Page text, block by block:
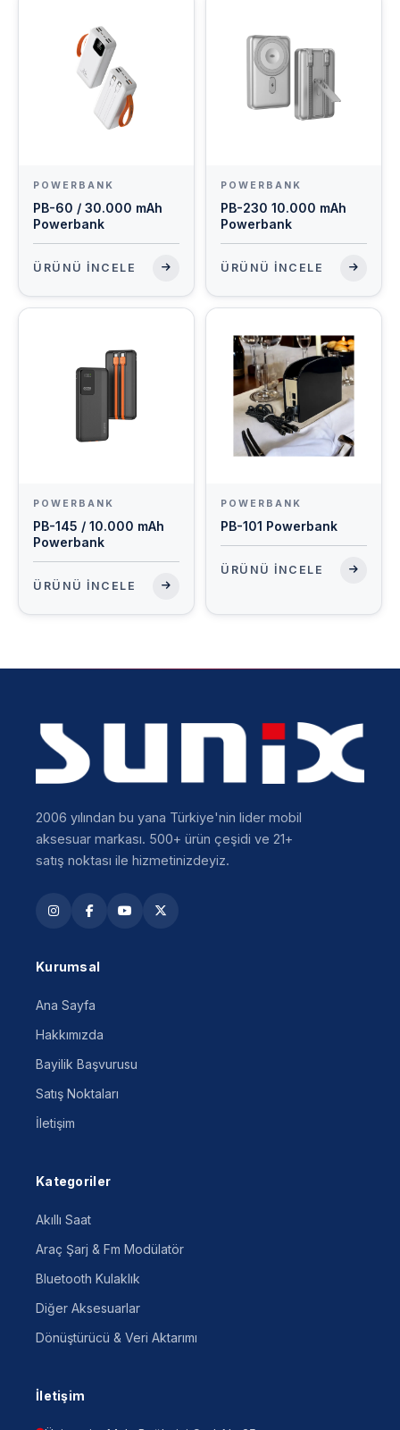
POWERBANK
PB-60 / 30.000 mAh
Powerbank
ÜRÜNÜ İNCELE
POWERBANK
PB-230 10.000 mAh
Powerbank
ÜRÜNÜ İNCELE
POWERBANK
PB-145 / 10.000 mAh
Powerbank
ÜRÜNÜ İNCELE
POWERBANK
PB-101 Powerbank
ÜRÜNÜ İNCELE
2006 yılından bu yana Türkiye'nin lider mobil
aksesuar markası. 500+ ürün çeşidi ve 21+
satış noktası ile hizmetinizdeyiz.
Kurumsal
Ana Sayfa
Hakkımızda
Bayilik Başvurusu
Satış Noktaları
İletişim
Kategoriler
Akıllı Saat
Araç Şarj & Fm Modülatör
Bluetooth Kulaklık
Diğer Aksesuarlar
Dönüştürücü & Veri Aktarımı
İletişim